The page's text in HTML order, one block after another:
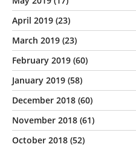
April 2019 (23)
March 2019 (23)
February 2019 (60)
January 2019 (58)
December 2018 (60)
November 2018 (61)
October 2018 (52)